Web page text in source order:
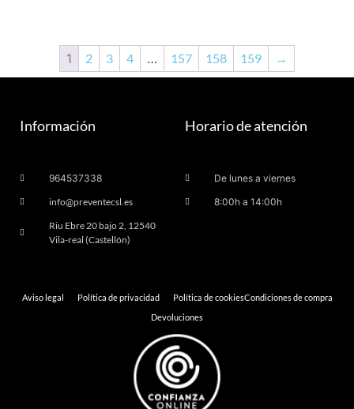
1 2 3 4 … 157 158 159 →
Información
964537338
info@preventecsl.es
Riu Ebre 20 bajo 2, 12540
Vila-real (Castellón)
Horario de atención
De lunes a viernes
8:00h a 14:00h
Aviso legal Política de privacidad Política de cookiesCondiciones de compra
Devoluciones